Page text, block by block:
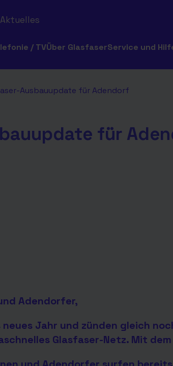
Aktuelles
/ TVÜber GlasfaserService und
Ausbauupdate für Adendorf
für
Adendorfer,
Jahr und zünden gleich
Glasfaser-Netz. Mit